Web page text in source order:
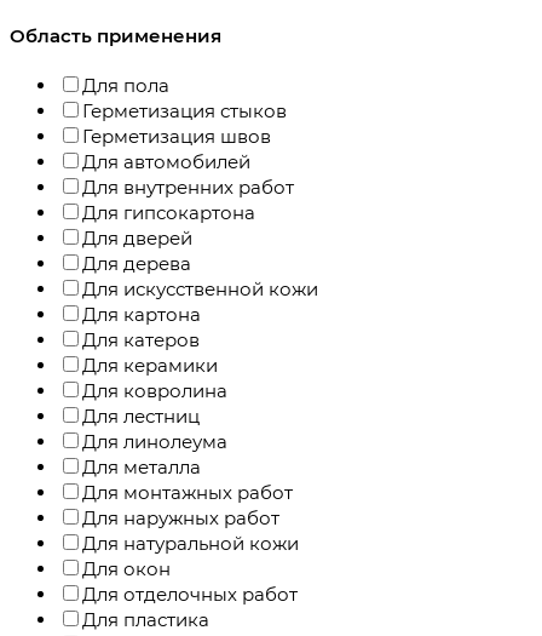
Область применения
Для пола
Герметизация стыков
Герметизация швов
Для автомобилей
Для внутренних работ
Для гипсокартона
Для дверей
Для дерева
Для искусственной кожи
Для картона
Для катеров
Для керамики
Для ковролина
Для лестниц
Для линолеума
Для металла
Для монтажных работ
Для наружных работ
Для натуральной кожи
Для окон
Для отделочных работ
Для пластика